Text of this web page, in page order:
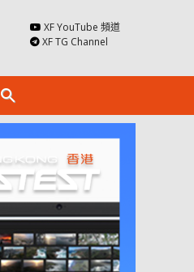
XF YouTube 頻道
XF TG Channel
search